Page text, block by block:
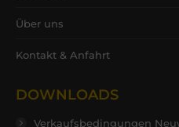
Über uns
Kontakt & Anfahrt
DOWNLOADS
Verkaufsbedingungen